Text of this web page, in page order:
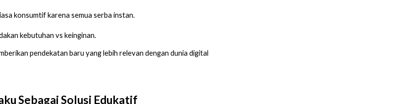
konsumtif karena semua serba instan.
kebutuhan vs keinginan.
pendekatan baru yang lebih relevan dengan dunia digital
Sebagai Solusi Edukatif